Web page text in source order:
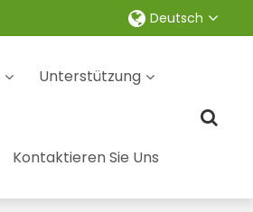
Deutsch
Unterstützung
Kontaktieren Sie Uns